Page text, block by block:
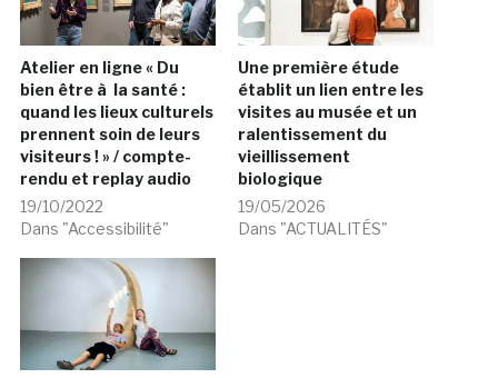
Atelier en ligne « Du
bien être à la santé :
quand les lieux culturels
prennent soin de leurs
visiteurs ! » / compte-
rendu et replay audio
19/10/2022
Dans "Accessibilité"
Une première étude
établit un lien entre les
visites au musée et un
ralentissement du
vieillissement
biologique
19/05/2026
Dans "ACTUALITÉS"